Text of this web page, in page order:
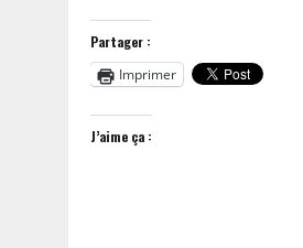
Partager :
Imprimer
J’aime ça :